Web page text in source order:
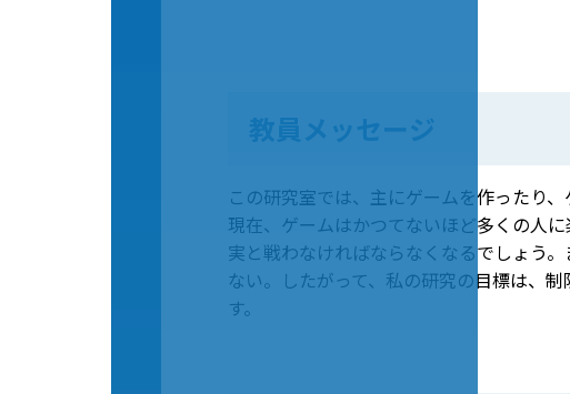
教員メッセージ
この研究室では、主にゲームを作ったり
現在、ゲームはかつてないほど多くの人
実と戦わなければならなくなるでしょう
ない。したがって、私の研究の目標は、
す。